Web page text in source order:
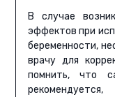
В случае
эффектов при
беременности,
врачу для
помнить, что